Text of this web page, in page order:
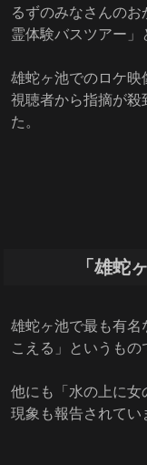
るずのみなさんの
霊体験バスツアー」
雄蛇ヶ池でのロケ映
視聴者から指摘が殺
た。
「雄蛇
雄蛇ヶ池で最も有
こえる」というもの
他にも「水の上に
現象も報告されてい